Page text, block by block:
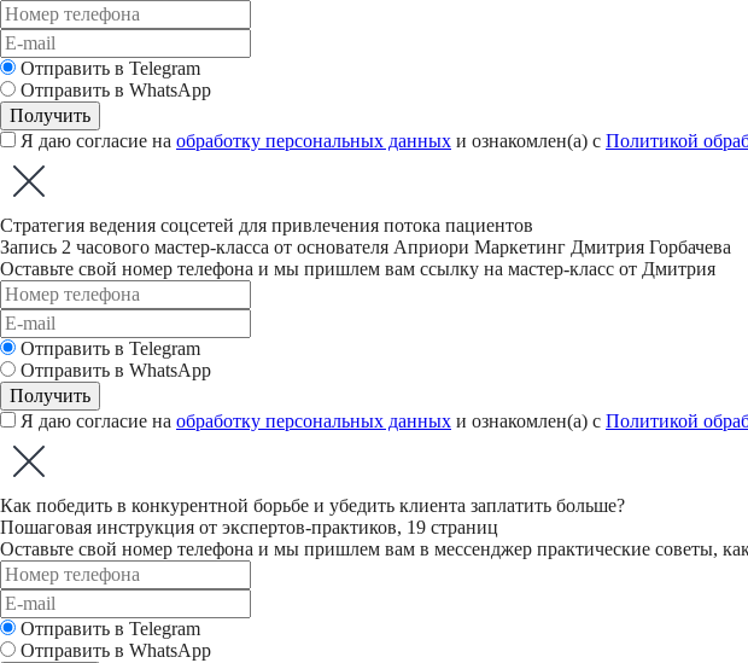
Отправить в Telegram
Отправить в WhatsApp
Получить
Я даю согласие на обработку персональных данных и ознакомлен(а) с Политикой
Стратегия ведения соцсетей для привлечения потока пациентов
Запись 2 часового мастер-класса от основателя Априори Маркетинг Дмитрия Горбачева
Оставьте свой номер телефона и мы пришлем вам ссылку на мастер-класс от Дмитрия
Отправить в Telegram
Отправить в WhatsApp
Получить
Я даю согласие на обработку персональных данных и ознакомлен(а) с Политикой
Как победить в конкурентной борьбе и убедить клиента заплатить больше?
Пошаговая инструкция от экспертов-практиков, 19 страниц
Оставьте свой номер телефона и мы пришлем вам в мессенджер практические советы,
Отправить в Telegram
Отправить в WhatsApp